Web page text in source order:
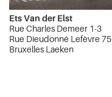
Ets Van der Elst
Rue Charles Demeer 1-3
Rue Dieudonné Lefèvre 75
Bruxelles Laeken